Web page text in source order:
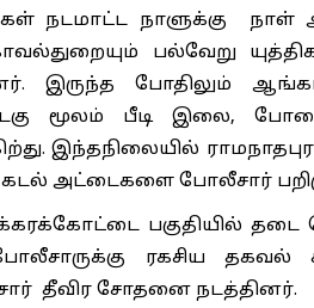
நடமாட்ட நாளுக்கு நாள்
பல்வேறு
இருந்த போதிலும்
மூலம் பீடி இலை,
இந்தநிலையில்
கடல் அட்டைகளை போலீசார்
பகுதியில்
போலீசாருக்கு ரகசிய
தீவிர சோதனை நடத்தினர்.